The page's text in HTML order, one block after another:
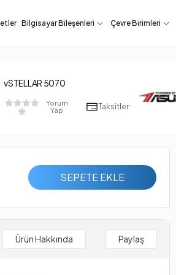
Bilgisayar Bileşenleri Çevre Birimleri
vSTELLAR 5070
Yorum
Yap
Taksitler
SEPETE EKLE
Ürün Hakkında Paylaş